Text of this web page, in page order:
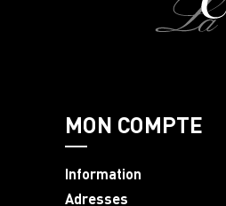
MON COMPTE
Information
Adresses